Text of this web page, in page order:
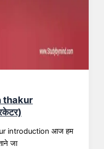
thakur
introduction आज हम
जा